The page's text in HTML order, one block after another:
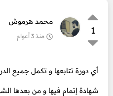
1
محمد هرموش
منذ 3 أعوام
أي دورة تتابعها و تكمل جميع
شهادة إتمام فيها و من بعدها